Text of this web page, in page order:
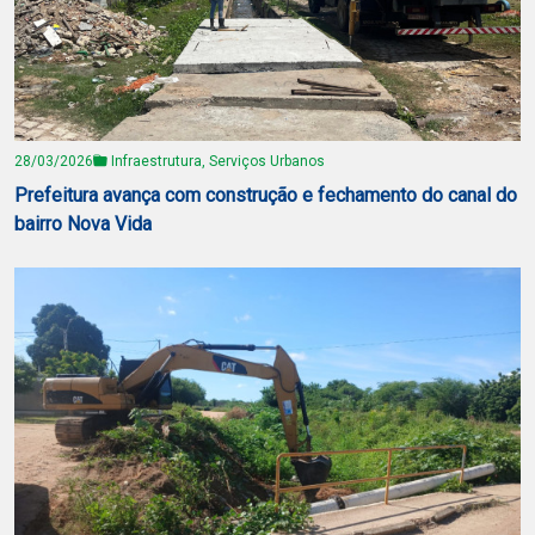
28/03/2026 Infraestrutura, Serviços Urbanos
Prefeitura avança com construção e fechamento do canal do
bairro Nova Vida